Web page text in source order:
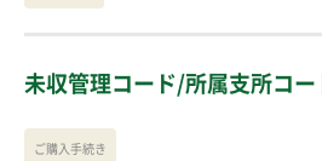
未収管理コード/所属支所コ
ご購入手続き